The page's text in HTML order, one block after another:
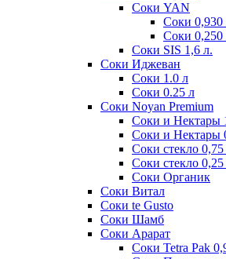
Соки YAN
Соки 0,930
Соки 0,250
Соки SIS 1,6 л.
Соки Иджеван
Соки 1.0 л
Соки 0.25 л
Соки Noyan Premium
Соки и Нектары
Соки и Нектары
Соки стекло 0,75
Соки стекло 0,25
Соки Органик
Соки Витал
Соки te Gusto
Соки Шамб
Соки Арарат
Соки Tetra Pak